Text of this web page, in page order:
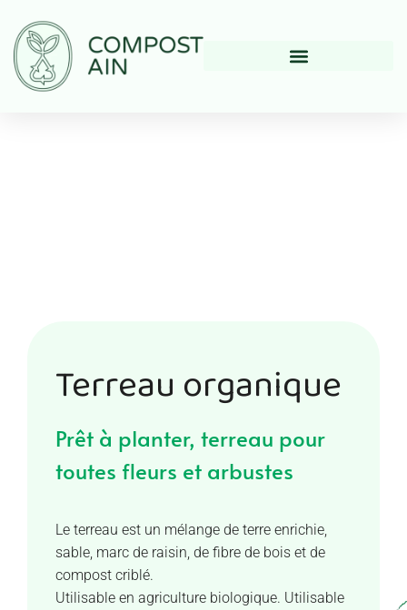
Terreau organique
Prêt à planter, terreau pour
toutes fleurs et arbustes
Le terreau est un mélange de terre enrichie,
sable, marc de raisin, de fibre de bois et de
compost criblé.
Utilisable en agriculture biologique. Utilisable